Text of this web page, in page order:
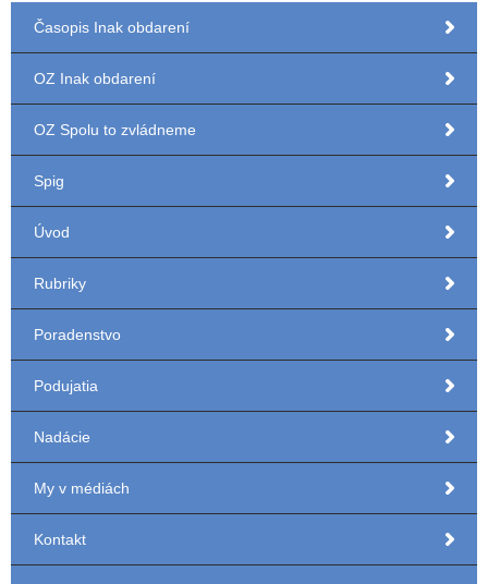
Časopis Inak obdarení
OZ Inak obdarení
OZ Spolu to zvládneme
Spig
Úvod
Rubriky
Poradenstvo
Podujatia
Nadácie
My v médiách
Kontakt